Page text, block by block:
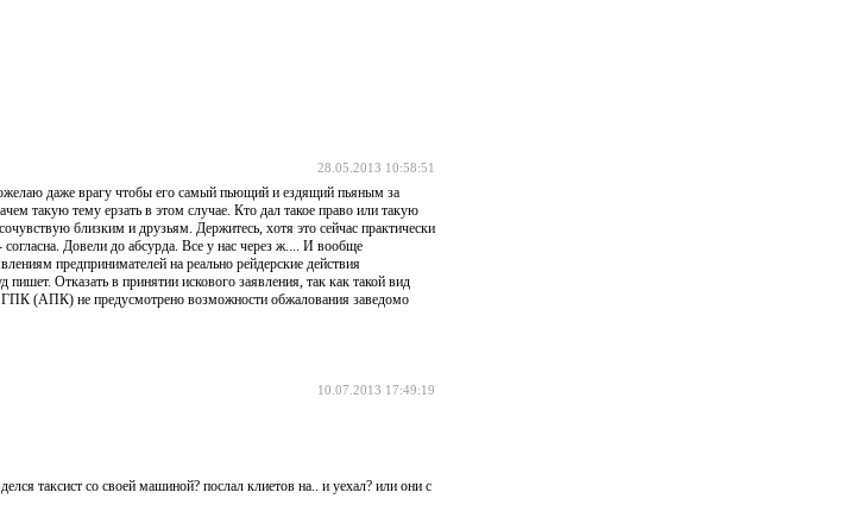
28.05.2013 10:58:51
даже врагу чтобы его самый пьющий и ездящий пьяным за
такую тему ерзать в этом случае. Кто дал такое право или такую
близким и друзьям. Держитесь, хотя это сейчас практически
Довели до абсурда. Все у нас через ж.... И вообще
предпринимателей на реально рейдерские действия
Отказать в принятии искового заявления, так как такой вид
ГПК (АПК) не предусмотрено возможности обжалования заведомо
10.07.2013 17:49:19
таксист со своей машиной? послал клиетов на.. и уехал? или они с